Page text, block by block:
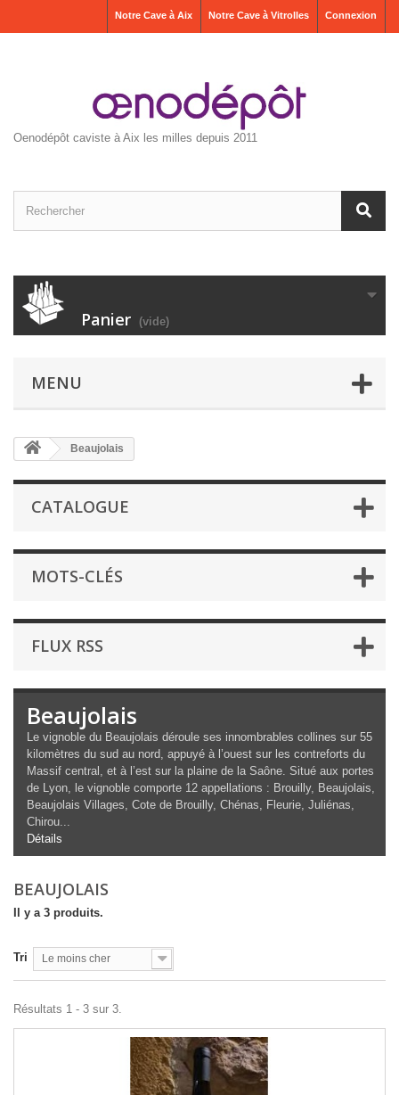
Connexion
Notre Cave à Vitrolles
Notre Cave à Aix
Oenodépôt caviste à Aix les milles depuis 2011
Panier (vide)
MENU
Beaujolais
CATALOGUE
MOTS-CLÉS
FLUX RSS
Beaujolais
Le vignoble du Beaujolais déroule ses innombrables collines sur 55
kilomètres du sud au nord, appuyé à l’ouest sur les contreforts du
Massif central, et à l’est sur la plaine de la Saône. Situé aux portes
de Lyon, le vignoble comporte 12 appellations : Brouilly, Beaujolais,
Beaujolais Villages, Cote de Brouilly, Chénas, Fleurie, Juliénas,
Chirou...
Détails
BEAUJOLAIS
Il y a 3 produits.
Tri Le moins cher
Résultats 1 - 3 sur 3.